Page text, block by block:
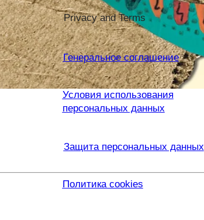
Privacy and Terms
Генеральное соглашение
Условия использования
персональных данных
Защита персональных данных
Политика cookies